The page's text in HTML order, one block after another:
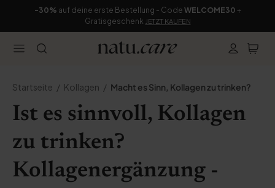
-30% auf deine erste Bestellung - Code WELCOME30 +
Gratisgeschenk JETZT KAUFEN
Startseite Kollagen Macht es Sinn, Kollagen zu trinken?
Ist es sinnvoll, Kollagen
zu trinken?
Kollagenergänzung -